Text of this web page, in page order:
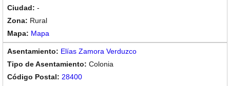
-
Rural
Mapa
Elías Zamora Verduzco
Colonia
28400